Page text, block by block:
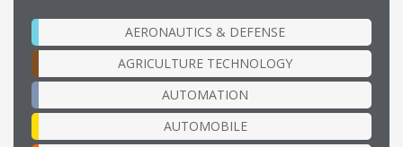
AERONAUTICS & DEFENSE
AGRICULTURE TECHNOLOGY
AUTOMATION
AUTOMOBILE